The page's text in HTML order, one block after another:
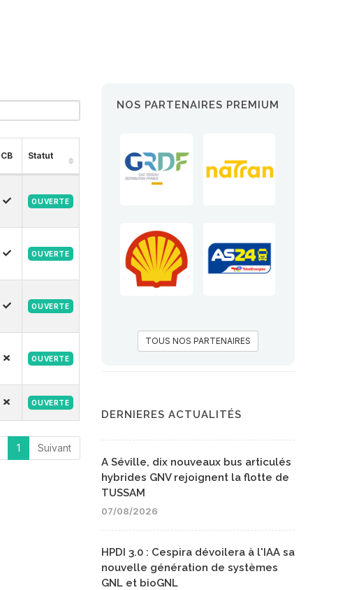
CB Statut
OUVERTE
OUVERTE
OUVERTE
OUVERTE
OUVERTE
1 Suivant
NOS PARTENAIRES PREMIUM
TOUS NOS PARTENAIRES
DERNIERES ACTUALITÉS
A Séville, dix nouveaux bus articulés
hybrides GNV rejoignent la flotte de
TUSSAM
07/08/2026
HPDI 3.0 : Cespira dévoilera à l'IAA sa
nouvelle génération de systèmes
GNL et bioGNL